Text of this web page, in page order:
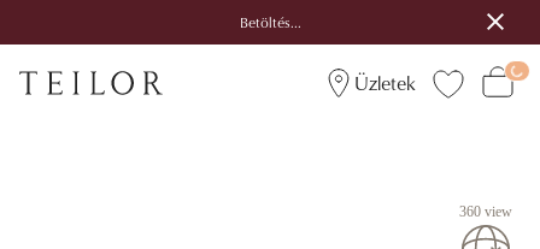
Betöltés...
Üzletek
360 view